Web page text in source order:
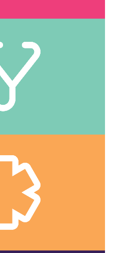
services offerts.
ICI
mineures
mineures que nous
ICI